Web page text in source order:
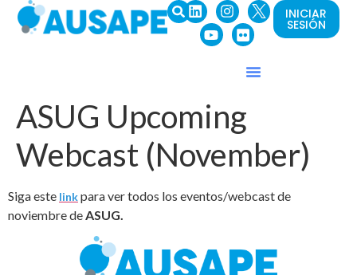
INICIAR
SESIÓN
ASUG Upcoming
Webcast (November)
Siga este linkpara ver todos los eventos/webcast de
noviembre de ASUG.